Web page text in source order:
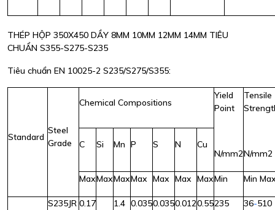
THÉP HỘP 350X450 DẦY 8MM 10MM 12MM 14MM TIÊU
CHUẨN S355-S275-S235
Tiêu chuẩn EN 10025-2 S235/S275/S355:
Standard
Steel
Grade
Chemical Compositions
Yield
Point
N/mm2
Tensile
N/mm2
C Si Mn P S N Cu
MaxMaxMaxMax Max Max MaxMin Min
S235JR 0.17 1.4 0.0350.0350.0120.55235 36-510